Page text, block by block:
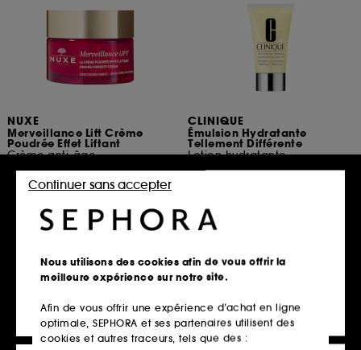
NUXE
Merveillance Lift Crème
Poudrée Effet Liftant
Crème anti-âge
86
51,00€
Ajouter au panier
CLINIQUE
Émulsion Hydratante
Tellement Différente
Lotion hydratante
2759
2 contenances disponibles
Ajouter au panier
Exclu web
Nous utilisons des cookies afin de vous offrir la
meilleure expérience sur notre site.
Afin de vous offrir une expérience d’achat en ligne
optimale, SEPHORA et ses partenaires utilisent des
cookies et autres traceurs, tels que des :
Continuer sans accepter